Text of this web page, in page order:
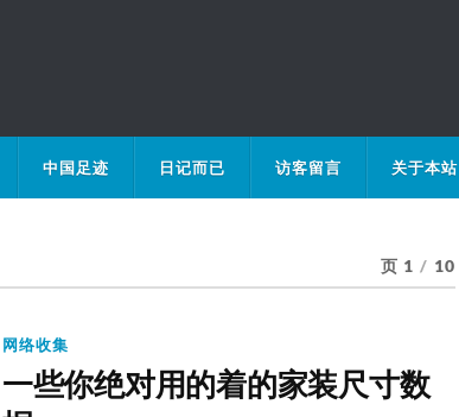
中国足迹 日记而已 访客留言 关于本站
页 1 / 10
网络收集
一些你绝对用的着的家装尺寸数